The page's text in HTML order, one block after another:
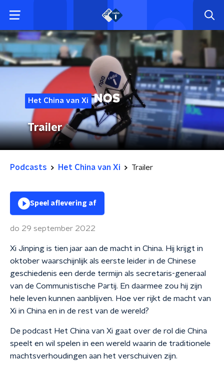
Het China van Xi
Trailer
Podcasts Het China van Xi Trailer
Speel aflevering af
do 29 september 2022
Xi Jinping is tien jaar aan de macht in China. Hij krijgt in
oktober waarschijnlijk als eerste leider in de Chinese
geschiedenis een derde termijn als secretaris-generaal
van de Communistische Partij. En daarmee zou hij zijn
hele leven kunnen aanblijven. Hoe ver rijkt de macht van
Xi in China en in de rest van de wereld?
De podcast Het China van Xi gaat over de rol die China
speelt en wil spelen in een wereld waarin de traditionele
machtsverhoudingen aan het verschuiven zijn.